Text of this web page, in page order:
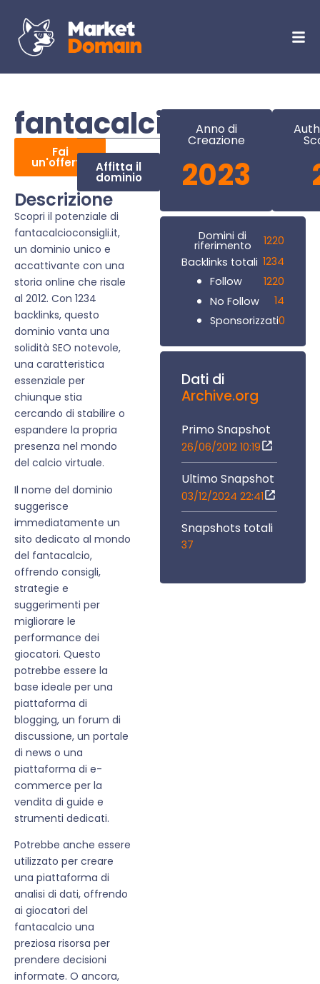
Fai
un'offerta Affitta il
dominio
Descrizione
Scopri il potenziale di
fantacalcioconsigli.it,
un dominio unico e
accattivante con una
storia online che risale
al 2012. Con 1234
backlinks, questo
dominio vanta una
solidità SEO notevole,
una caratteristica
essenziale per
chiunque stia
cercando di stabilire o
espandere la propria
presenza nel mondo
del calcio virtuale.
Il nome del dominio
suggerisce
immediatamente un
sito dedicato al mondo
del fantacalcio,
offrendo consigli,
strategie e
suggerimenti per
migliorare le
performance dei
giocatori. Questo
potrebbe essere la
base ideale per una
piattaforma di
blogging, un forum di
discussione, un portale
di news o una
piattaforma di e-
commerce per la
vendita di guide e
strumenti dedicati.
Potrebbe anche essere
utilizzato per creare
una piattaforma di
analisi di dati, offrendo
ai giocatori del
fantacalcio una
preziosa risorsa per
prendere decisioni
informate. O ancora,
Anno di
Creazione
2023
Domini di
riferimento
1220
Backlinks totali 1234
Follow
1220
No Follow
14
Sponsorizzati0
Dati di
Archive.org
Primo Snapshot
26/06/2012 10:19
Ultimo Snapshot
03/12/2024 22:41
Snapshots totali
37